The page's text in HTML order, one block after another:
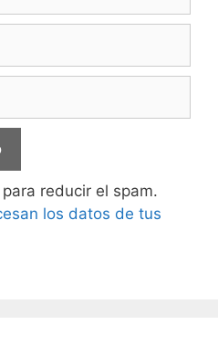
reducir el spam.
los datos de tus